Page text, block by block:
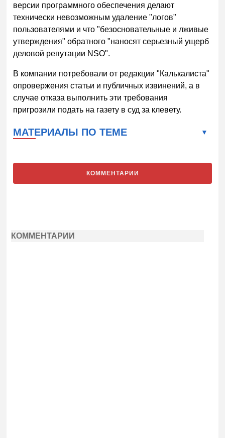
версии программного обеспечения делают
технически невозможным удаление "логов"
пользователями и что "безосновательные и лживые
утверждения" обратного "наносят серьезный ущерб
деловой репутации NSO".
В компании потребовали от редакции "Калькалиста"
опровержения статьи и публичных извинений, а в
случае отказа выполнить эти требования
пригрозили подать на газету в суд за клевету.
МАТЕРИАЛЫ ПО ТЕМЕ
КОММЕНТАРИИ
КОММЕНТАРИИ